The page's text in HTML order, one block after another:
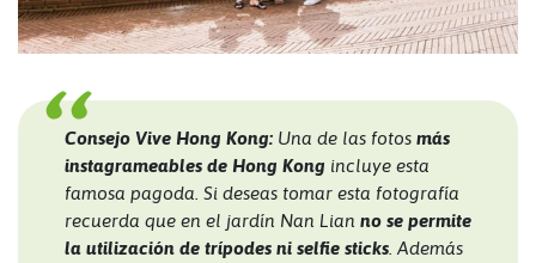
Consejo Vive Hong Kong: Una de las fotos más
instagrameables de Hong Kong incluye esta
famosa pagoda. Si deseas tomar esta fotografía
recuerda que en el jardín Nan Lian no se permite
la utilización de trípodes ni selfie sticks . Además